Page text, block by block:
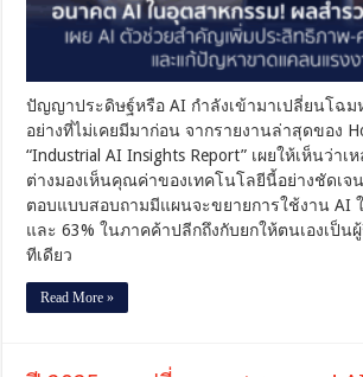
ตัว
ช่วย
สำคัญ
เพิ่ม
ประสิทธิภาพ-
ความ
ปลอดภัย
และ
แก้
ปัญหา
ขาดแคลน
ปัญญาประดิษฐ์หรือ AI กำลังเข้ามาเปลี่ยนโฉม
อย่างที่ไม่เคยมีมาก่อน จากรายงานล่าสุดของ
“Industrial AI Insights Report” เผยให้เห็นว่าเ
ต่างมองเห็นคุณค่าของเทคโนโลยีนี้อย่างชัดเจ
ตอบแบบสอบถามมีแผนจะขยายการใช้งาน AI
และ 63% ในภาคค้าปลีกถึงกับยกให้ตนเองเป็น
ทีเดียว
Read More »